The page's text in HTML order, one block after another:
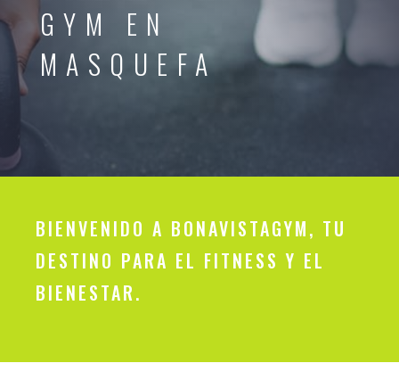
GYM EN
MASQUEFA
BIENVENIDO A BONAVISTAGYM, TU
DESTINO PARA EL FITNESS Y EL
BIENESTAR.